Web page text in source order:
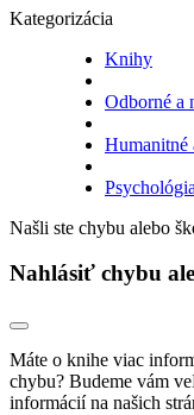
Kategorizácia
Knihy
Odborné a
Humanitné
Psychológia
Našli ste chybu alebo
Nahlásiť chybu
Máte o knihe viac
chybu? Budeme vám
informácií na našich